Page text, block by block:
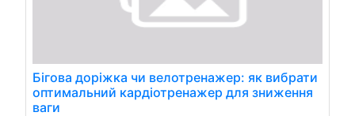
Бігова доріжка чи велотренажер: як вибрати
оптимальний кардіотренажер для зниження
ваги